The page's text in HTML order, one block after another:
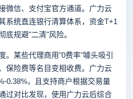
微信、支付宝官方通道。广力云
系统直连银行清算体系，资金T+1
底规避"二清"风险。
某些代理商用"0费率"噱头吸引
保险费等名目变相收费。广力云
0.38%，且支持商户根据交易量
过对比发现，使用广力云后综合